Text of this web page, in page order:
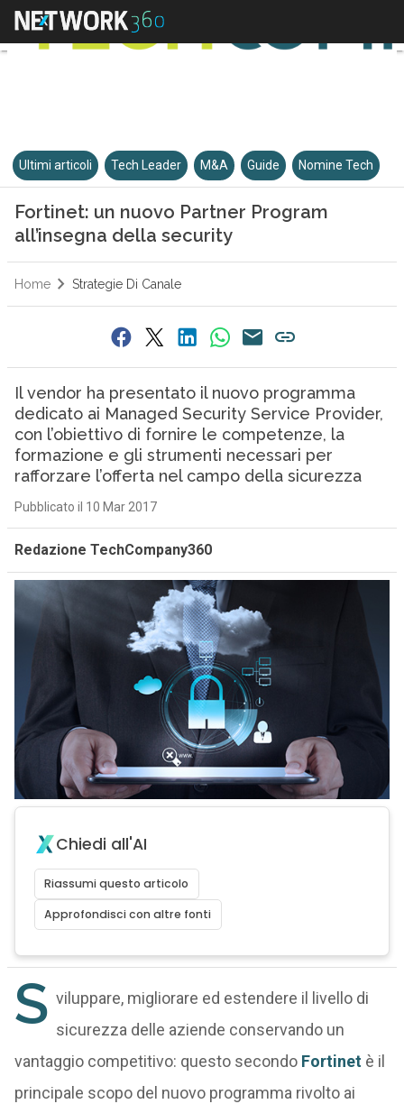
Ultimi articoli Tech Leader M&A Guide Nomine Tech
Fortinet: un nuovo Partner Program
all’insegna della security
Home Strategie Di Canale
Il vendor ha presentato il nuovo programma
dedicato ai Managed Security Service Provider,
con l’obiettivo di fornire le competenze, la
formazione e gli strumenti necessari per
rafforzare l’offerta nel campo della sicurezza
Pubblicato il 10 Mar 2017
Redazione TechCompany360
Chiedi all'AI
Riassumi questo articolo
Approfondisci con altre fonti
S viluppare, migliorare ed estendere il livello di
sicurezza delle aziende conservando un
vantaggio competitivo: questo secondo Fortinetè il
principale scopo del nuovo programma rivolto ai